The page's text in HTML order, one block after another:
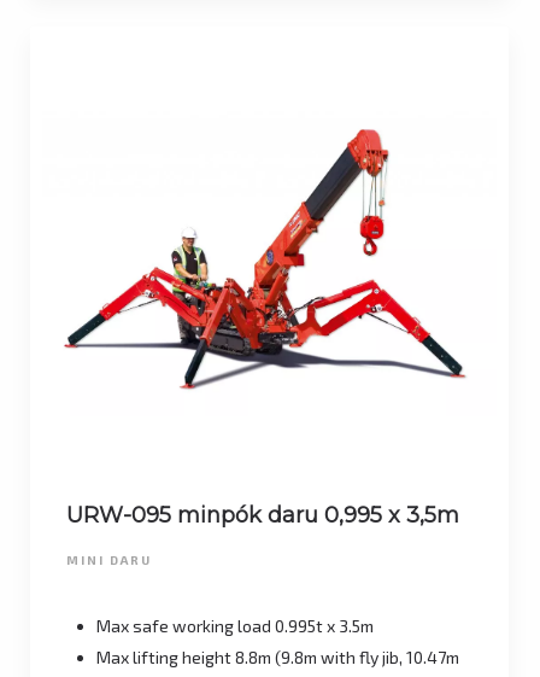
URW-095 minpók daru 0,995 x 3,5m
MINI DARU
Max safe working load 0.995t x 3.5m
Max lifting height 8.8m (9.8m with fly jib, 10.47m